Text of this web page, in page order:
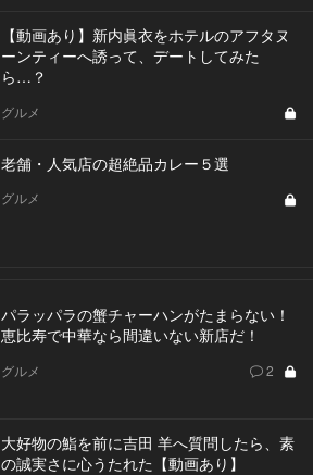
【動画あり】新内眞衣をホテルのアフタヌ
ーンティーへ誘って、デートしてみた
ら…？
グルメ
老舗・人気店の超絶品カレー５選
グルメ
パラッパラの蟹チャーハンがたまらない！
恵比寿で中華なら間違いない新店だ！
グルメ 2
大好物の鮨を前に吉田 羊へ質問したら、素
の誠実さに心うたれた【動画あり】